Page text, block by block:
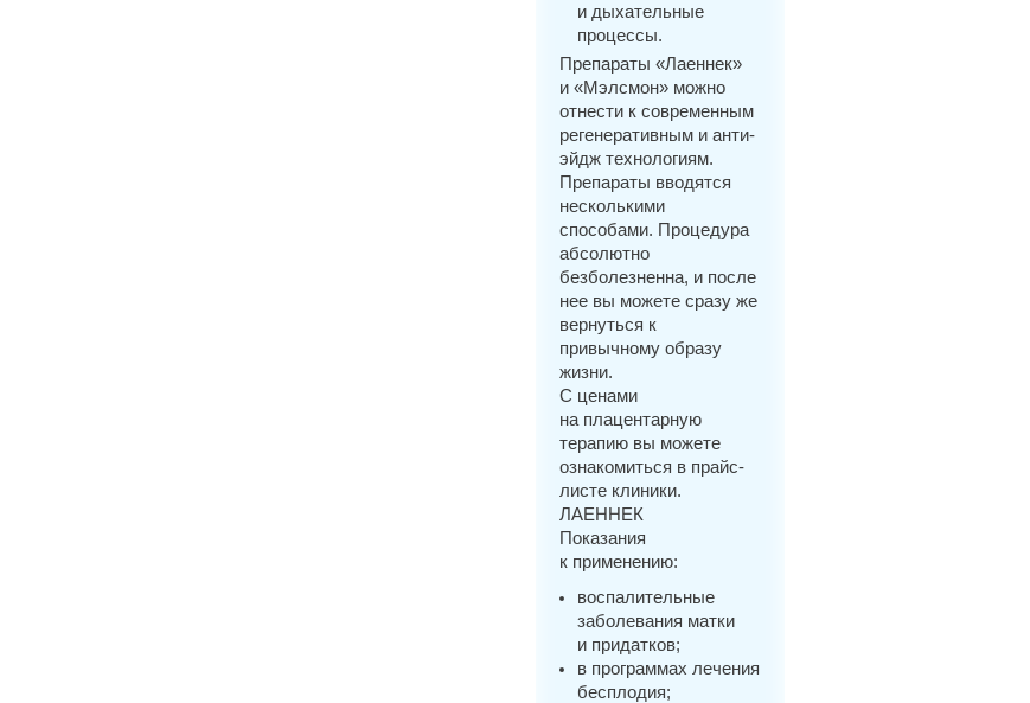
и дыхательные
процессы.
Препараты «Лаеннек»
и «Мэлсмон» можно
отнести к современным
регенеративным и анти-
эйдж технологиям.
Препараты вводятся
несколькими
способами. Процедура
абсолютно
безболезненна, и после
нее вы можете сразу же
вернуться к
привычному образу
жизни.
С ценами
на плацентарную
терапию вы можете
ознакомиться в прайс-
листе клиники.
ЛАЕННЕК
Показания
к применению:
воспалительные
заболевания матки
и придатков;
в программах лечения
бесплодия;